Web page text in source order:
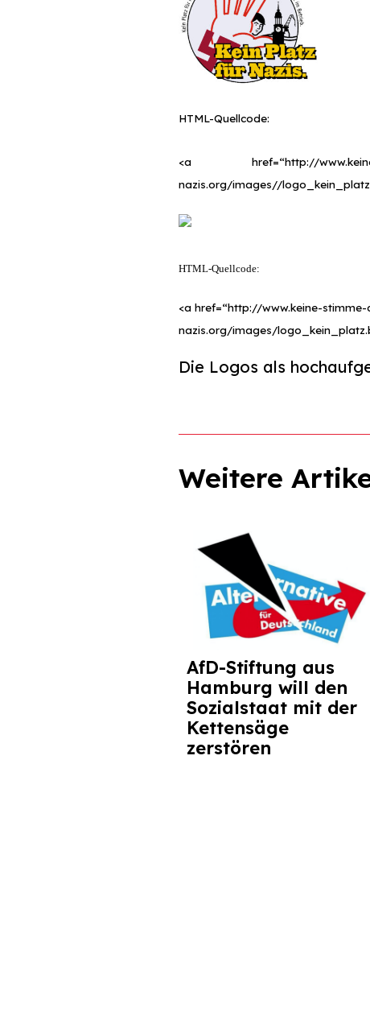
HTML-Quellcode:
<a href=“http://
nazis.org/images//
HTML-Quellcode:
<a href=“http://www.keine-
nazis.org/images/
Die Logos als
Weitere
AfD-Stiftung aus
Hamburg will den
Sozialstaat mit der
Kettensäge
zerstören